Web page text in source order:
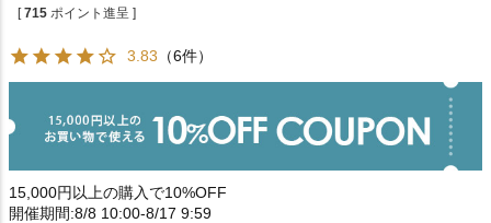
[ 715 ポイント進呈 ]
3.83 （6件）
15,000円以上の購入で10%OFF
開催期間:8/8 10:00-8/17 9:59